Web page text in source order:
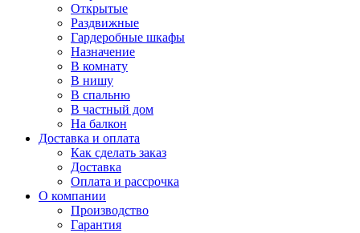
Открытые
Раздвижные
Гардеробные шкафы
Назначение
В комнату
В нишу
В спальню
В частный дом
На балкон
Доставка и оплата
Как сделать заказ
Доставка
Оплата и рассрочка
О компании
Производство
Гарантия